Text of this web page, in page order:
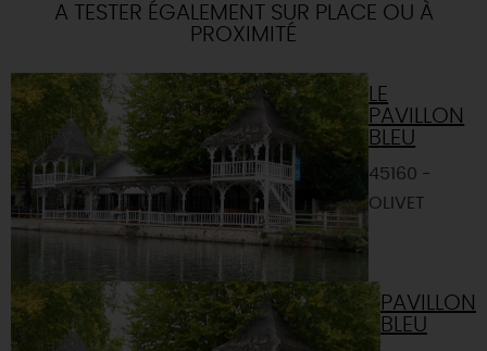
A TESTER ÉGALEMENT SUR PLACE OU À
PROXIMITÉ
LE
PAVILLON
BLEU
45160 -
OLIVET
PAVILLON
BLEU